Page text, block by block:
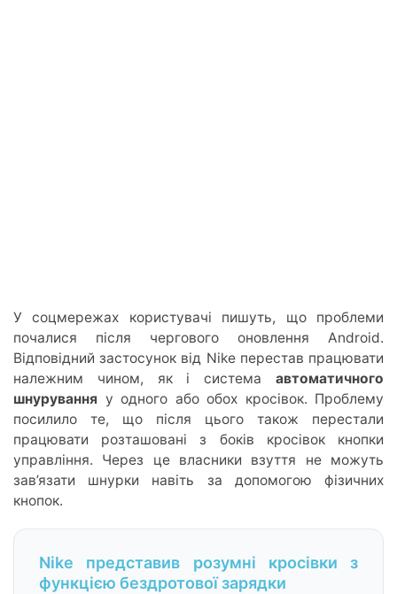
У соцмережах користувачі пишуть, що проблеми
почалися після чергового оновлення Android.
Відповідний застосунок від Nike перестав працювати
належним чином, як і система автоматичного
шнурування у одного або обох кросівок. Проблему
посилило те, що після цього також перестали
працювати розташовані з боків кросівок кнопки
управління. Через це власники взуття не можуть
зав’язати шнурки навіть за допомогою фізичних
кнопок.
Nike представив розумні кросівки з
функцією бездротової зарядки